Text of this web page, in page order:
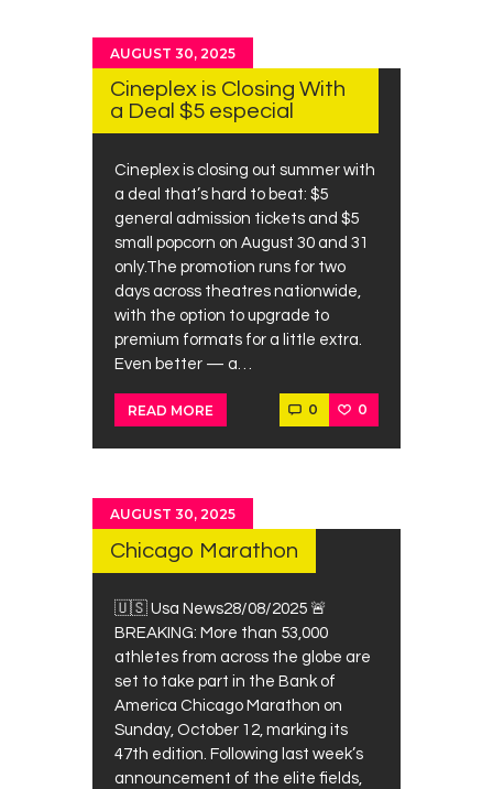
AUGUST 30, 2025
Cineplex is Closing With
a Deal $5 especial
Cineplex is closing out summer with
a deal that’s hard to beat: $5
general admission tickets and $5
small popcorn on August 30 and 31
only.⁠The promotion runs for two
days across theatres nationwide,
with the option to upgrade to
premium formats for a little extra.
Even better — a…
READ MORE 0 0
AUGUST 30, 2025
Chicago Marathon
🇺🇸 Usa News28/08/2025 🚨
BREAKING: More than 53,000
athletes from across the globe are
set to take part in the Bank of
America Chicago Marathon on
Sunday, October 12, marking its
47th edition. Following last week’s
announcement of the elite fields,